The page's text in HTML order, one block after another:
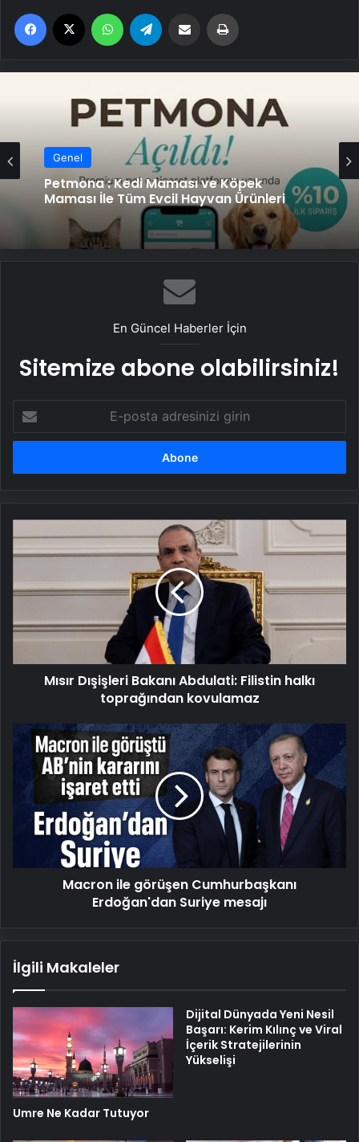
Facebook WhatsApp Email'den paylaş
Genel
Petmona : Kedi Maması ve Köpek
Maması İle Tüm Evcil Hayvan Ürünleri
Genel
Fiber İnternet ile Ev İnterneti Nasıl Doğru
En Güncel Haberler İçin
Sitemize abone olabilirsiniz!
posta
adresinizi
Bakanı
Filistin
toprağından
Mısır Dışişleri Bakanı Abdulati: Filistin halkı
toprağından kovulamaz
Macron
görüşen
Cumhurbaşkanı
Erdoğan'dan
Suriye
mesajı
Macron ile görüşen Cumhurbaşkanı
Erdoğan'dan Suriye mesajı
İlgili Makaleler
Umre Ne Kadar Tutuyor
Dijital Dünyada Yeni Nesil
Başarı: Kerim Kılınç ve Viral
İçerik Stratejilerinin
Yükselişi